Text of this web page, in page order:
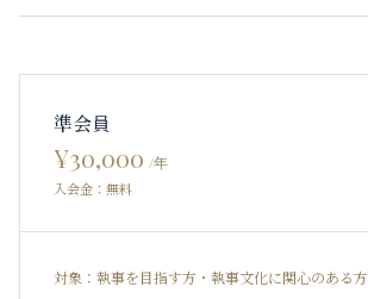
準会員
¥30,000 /年
入会金：無料
対象： 執事を目指す方・執事文化に関心のある方